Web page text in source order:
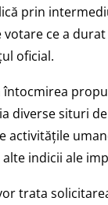
prin
ce a
oficial.
diverse situri
indicii ale
trata